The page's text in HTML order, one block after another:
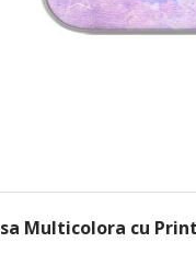
Multicolora cu